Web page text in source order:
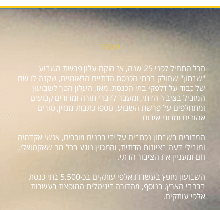
אודות
הכל התחיל לפני 25 שנה, אז הוקם עלון פרשת השבוע
"שבתון" שחולק בבתי הכנסת הדתיים הלאומיים, שקנה לו שם
של כבוד על דלפקי בתי הכנסת. מאז, העלון הפך לשבועון
המוביל בציבור הדתי, ומעבר לדברי תורה ומדורים קבועים
ומתחלפים על פרשת השבוע, נוספו כתבות מגזין, טורים
אהובים ומדורי אירוח.
המדורים בשבתון נכתבים על ידי רבנים מוכרים, אנשי אקדמיה
ומובילי דעה בציונות הדתית, והמגזין נוגע בכל מה שאקטואלי,
חם ומעניין את הציבור הדתי.
השבועון מופץ בעשרות אלפי עותקים בכ-5,500 בתי כנסת
ברחבי הארץ. בנוסף, מהדורה דיגיטלית המופצת בעשרות
אלפי עותקים.